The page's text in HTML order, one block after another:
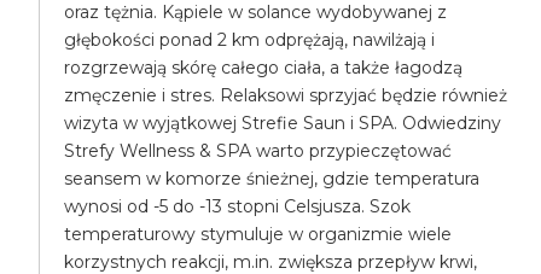
oraz tężnia. Kąpiele w solance wydobywanej z
głębokości ponad 2 km odprężają, nawilżają i
rozgrzewają skórę całego ciała, a także łagodzą
zmęczenie i stres. Relaksowi sprzyjać będzie również
wizyta w wyjątkowej Strefie Saun i SPA. Odwiedziny
Strefy Wellness & SPA warto przypieczętować
seansem w komorze śnieżnej, gdzie temperatura
wynosi od -5 do -13 stopni Celsjusza. Szok
temperaturowy stymuluje w organizmie wiele
korzystnych reakcji, m.in. zwiększa przepływ krwi,